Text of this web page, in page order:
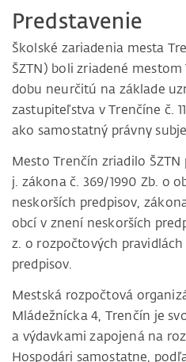
Predstavenie
Školské zariadenia mesta
ŠZTN) boli zriadené
dobu neurčitú na základe
zastupiteľstva v Trenčíne č.
ako samostatný právny
Mesto Trenčín zriadilo
j. zákona č. 369/1990 Zb. o
neskorších predpisov,
obcí v znení neskorších
z. o rozpočtových
predpisov.
Mestská rozpočtová
Mládežnícka 4, Trenčín je
a výdavkami zapojená na
Hospodári samostatne,